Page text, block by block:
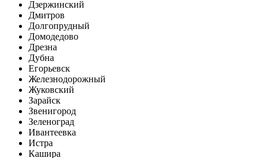
Дзержинский
Дмитров
Долгопрудный
Домодедово
Дрезна
Дубна
Егорьевск
Железнодорожный
Жуковский
Зарайск
Звенигород
Зеленоград
Ивантеевка
Истра
Кашира